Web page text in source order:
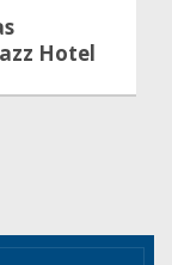
Hotel